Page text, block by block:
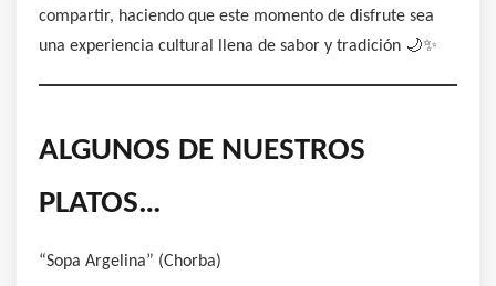
compartir, haciendo que este momento de disfrute sea
una experiencia cultural llena de sabor y tradición 🌙✨
ALGUNOS DE NUESTROS
PLATOS…
“Sopa Argelina” (Chorba)